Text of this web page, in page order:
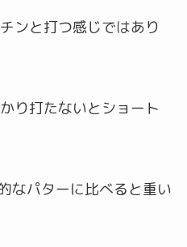
ンと打つ感じではあり
り打たないとショート
なパターに比べると重い